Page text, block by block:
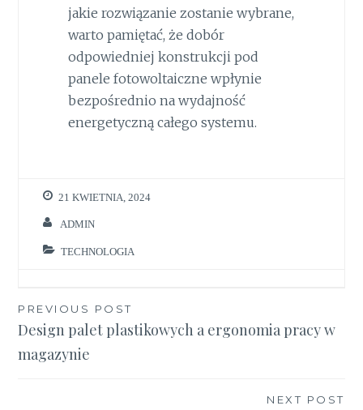
jakie rozwiązanie zostanie wybrane,
warto pamiętać, że dobór
odpowiedniej konstrukcji pod
panele fotowoltaiczne wpłynie
bezpośrednio na wydajność
energetyczną całego systemu.
21 KWIETNIA, 2024
ADMIN
TECHNOLOGIA
Nawigacja
wpisu
PREVIOUS POST
Design palet plastikowych a ergonomia pracy w
magazynie
NEXT POST